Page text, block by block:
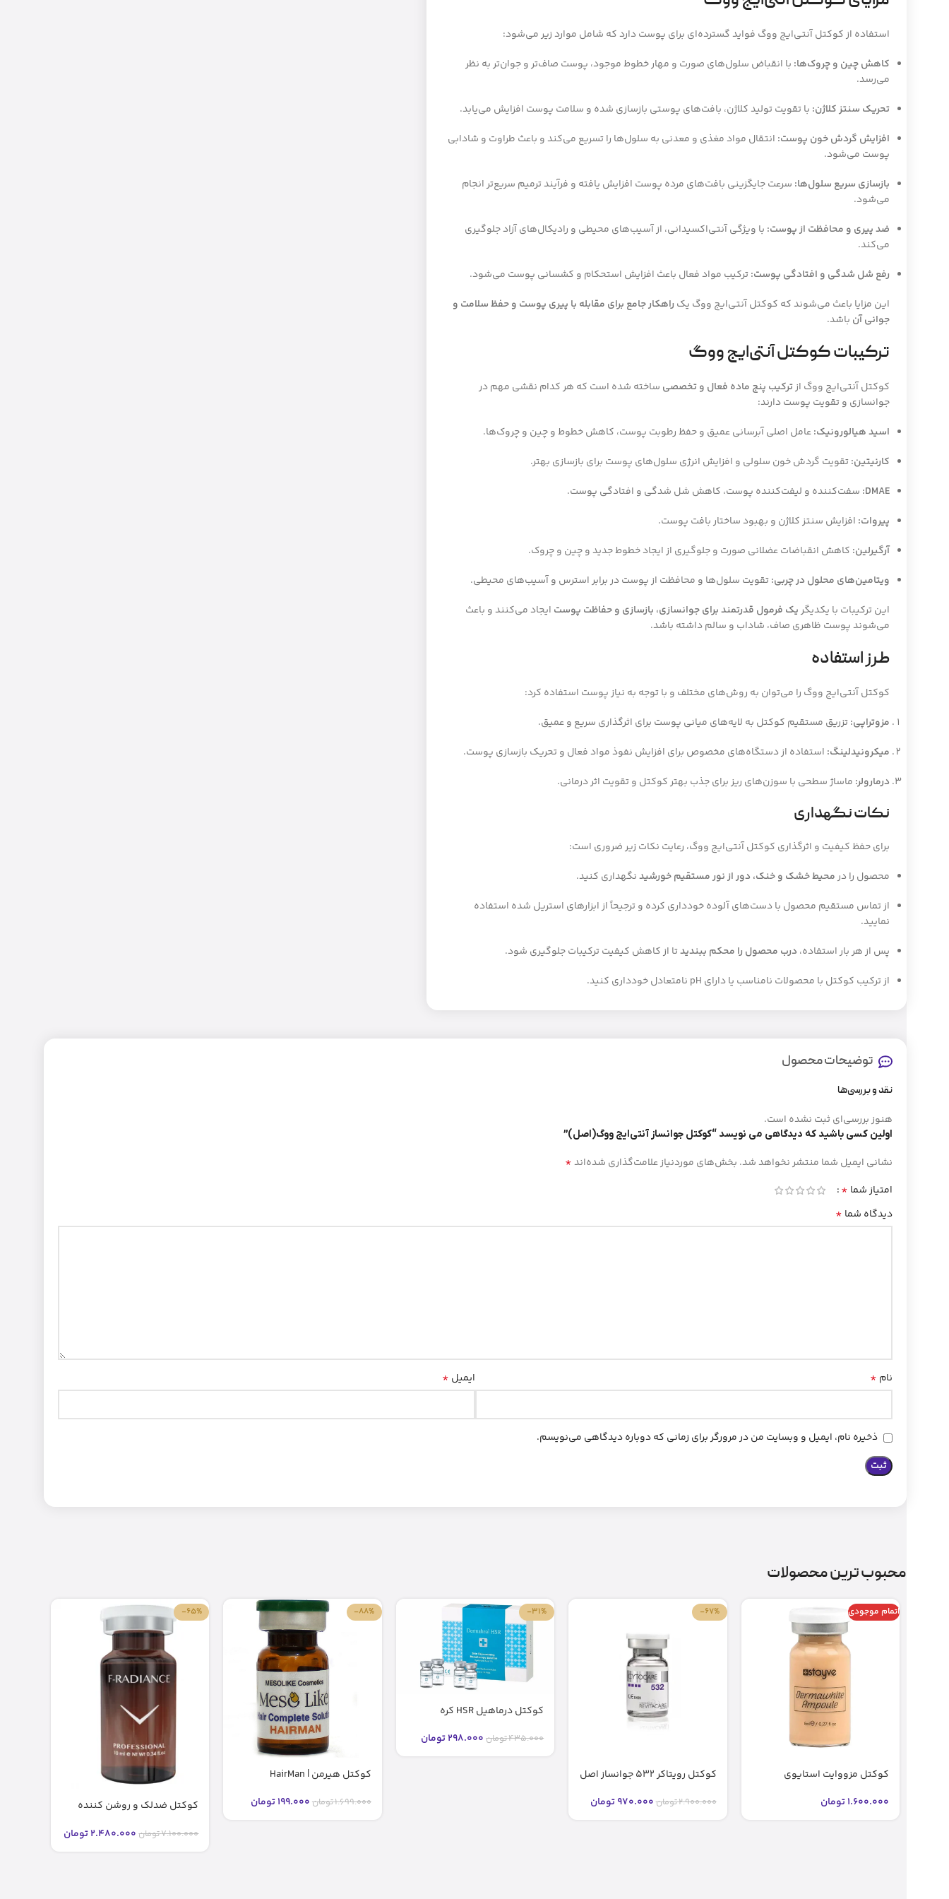
استفاده از کوکتل آنتی‌ایج ووگ فواید گسترده‌ای برای پوست دارد که شامل موارد زیر می‌شود:
کاهش چین و چروک‌ها: با انقباض سلول‌های صورت و مهار خطوط موجود، پوست صاف‌تر و جوان‌تر به نظر
می‌رسد.
تحریک سنتز کلاژن: با تقویت تولید کلاژن، بافت‌های پوستی بازسازی شده و سلامت پوست افزایش می‌یابد.
افزایش گردش خون پوست: انتقال مواد مغذی و معدنی به سلول‌ها را تسریع می‌کند و باعث طراوت و شادابی
پوست می‌شود.
بازسازی سریع سلول‌ها: سرعت جایگزینی بافت‌های مرده پوست افزایش یافته و فرآیند ترمیم سریع‌تر انجام
می‌شود.
ضد پیری و محافظت از پوست: با ویژگی آنتی‌اکسیدانی، از آسیب‌های محیطی و رادیکال‌های آزاد جلوگیری
می‌کند.
رفع شل شدگی و افتادگی پوست:ترکیب مواد فعال باعث افزایش استحکام و کشسانی پوست می‌شود.
این مزایا باعث می‌شوند که کوکتل آنتی‌ایج ووگ یک راهکار جامع برای مقابله با پیری پوست و حفظ سلامت و
جوانی آن باشد.
ترکیبات کوکتل آنتی‌ایج ووگ
کوکتل آنتی‌ایج ووگ ازترکیب پنج ماده فعال و تخصصی ساخته شده است که هر کدام نقشی مهم در
جوانسازی و تقویت پوست دارند:
اسید هیالورونیک:عامل اصلی آبرسانی عمیق و حفظ رطوبت پوست، کاهش خطوط و چین و چروک‌ها.
کارنیتین:تقویت گردش خون سلولی و افزایش انرژی سلول‌های پوست برای بازسازی بهتر.
DMAE: سفت‌کننده و لیفت‌کننده پوست، کاهش شل شدگی و افتادگی پوست.
پیروات: افزایش سنتز کلاژن و بهبود ساختار بافت پوست.
آرگیرلین: کاهش انقباضات عضلانی صورت و جلوگیری از ایجاد خطوط جدید و چین و چروک.
ویتامین‌های محلول در چربی:تقویت سلول‌ها و محافظت از پوست در برابر استرس و آسیب‌های محیطی.
این ترکیبات با یکدیگریک فرمول قدرتمند برای جوانسازی، بازسازی و حفاظت پوست ایجاد می‌کنند و باعث
می‌شوند پوست ظاهری صاف، شاداب و سالم داشته باشد.
طرز استفاده
کوکتل آنتی‌ایج ووگ را می‌توان به روش‌های مختلف و با توجه به نیاز پوست استفاده کرد:
مزوتراپی:تزریق مستقیم کوکتل به لایه‌های میانی پوست برای اثرگذاری سریع و عمیق.
میکرونیدلینگ: استفاده از دستگاه‌های مخصوص برای افزایش نفوذ مواد فعال و تحریک بازسازی پوست.
درمارولر: ماساژ سطحی با سوزن‌های ریز برای جذب بهتر کوکتل و تقویت اثر درمانی.
نکات نگهداری
برای حفظ کیفیت و اثرگذاری کوکتل آنتی‌ایج ووگ، رعایت نکات زیر ضروری است:
محصول را درمحیط خشک و خنک، دور از نور مستقیم خورشیدنگهداری کنید.
از تماس مستقیم محصول با دست‌های آلوده خودداری کرده و ترجیحاً از ابزارهای استریل شده استفاده
نمایید.
پس از هر بار استفاده، درب محصول را محکم ببندیدتا از کاهش کیفیت ترکیبات جلوگیری شود.
از ترکیب کوکتل با محصولات نامناسب یا دارای pH نامتعادل خودداری کنید.
توضیحات محصول
نقد و بررسی‌ها
هنوز بررسی‌ای ثبت نشده است.
اولین کسی باشید که دیدگاهی می نویسد “کوکتل جوانساز آنتی‌ایج ووگ(اصل)”
نشانی ایمیل شما منتشر نخواهد شد. بخش‌های موردنیاز علامت‌گذاری شده‌اند*
امتیاز شما *
دیدگاه شما *
نام * ایمیل *
ذخیره نام، ایمیل و وبسایت من در مرورگر برای زمانی که دوباره دیدگاهی می‌نویسم.
محبوب ترین محصولات
اتمام موجودی
کوکتل مزووایت استایوی
1.600.000تومان
-67%
کوکتل رویتاکر 532 جوانساز اصل
2.900.000تومان970.000تومان
-31%
کوکتل درماهیل HSR کره
435.000تومان 298.000تومان
-88%
کوکتل هیرمن | HairMan
1.699.000تومان 199.000تومان
-65%
کوکتل ضدلک و روشن کننده
میل)
7.100.000تومان 2.480.000تومان